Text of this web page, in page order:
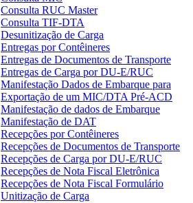
Consulta RUC Master
Consulta TIF-DTA
Desunitização de Carga
Entregas por Contêineres
Entregas de Documentos de Transporte
Entregas de Carga por DU-E/RUC
Manifestação Dados de Embarque para
Exportação de um MIC/DTA Pré-ACD
Manifestação de dados de Embarque
Manifestação de DAT
Recepções por Contêineres
Recepções de Documentos de Transporte
Recepções de Carga por DU-E/RUC
Recepções de Nota Fiscal Eletrônica
Recepções de Nota Fiscal Formulário
Unitização de Carga